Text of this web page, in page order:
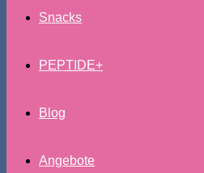
Snacks
PEPTIDE+
Blog
Angebote